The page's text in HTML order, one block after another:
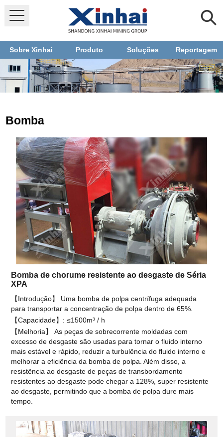
Sobre Xinhai Produto Soluções Reportagem
Bomba
Bomba de chorume resistente ao desgaste de Séria
XPA
【Introdução】 Uma bomba de polpa centrífuga adequada
para transportar a concentração de polpa dentro de 65%.
【Capacidade】: ≤1500m³ / h
【Melhoria】 As peças de sobrecorrente moldadas com
excesso de desgaste são usadas para tornar o fluido interno
mais estável e rápido, reduzir a turbulência do fluido interno e
melhorar a eficiência da bomba de polpa. Além disso, a
resistência ao desgaste de peças de transbordamento
resistentes ao desgaste pode chegar a 128%, super resistente
ao desgaste, permitindo que a bomba de polpa dure mais
tempo.